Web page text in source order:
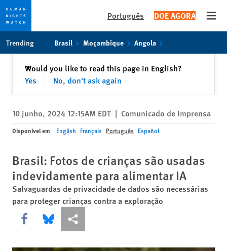
content
Português DOE AGORA
Trending Brasil Moçambique Angola
Would you like to read this page in English?
Yes
No, don't ask again
✕Fechar
10 junho, 2024 12:15AM EDT | Comunicado de Imprensa
Disponível em English Français Português Español
Brasil: Fotos de crianças são usadas
indevidamente para alimentar IA
Salvaguardas de privacidade de dados são necessárias
para proteger crianças contra a exploração
Share this via Facebook
Share this via Bluesky
Share this via Compartilhar